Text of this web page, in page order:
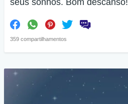
seus sonhos. Bom descanso!
359 compartilhamentos